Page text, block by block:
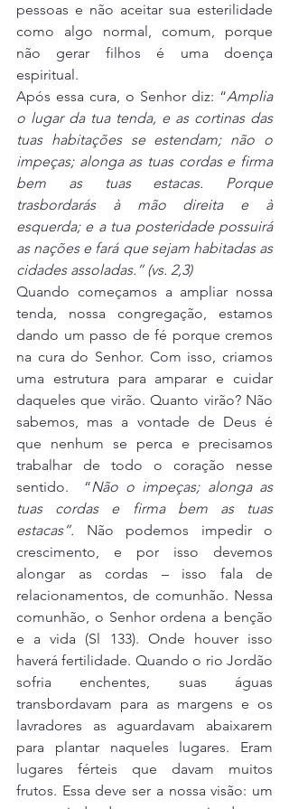
pessoas e não aceitar sua esterilidade
como algo normal, comum, porque
não gerar filhos é uma doença
espiritual.
Após essa cura, o Senhor diz: “Amplia
o lugar da tua tenda, e as cortinas das
tuas habitações se estendam; não o
impeças; alonga as tuas cordas e firma
bem as tuas estacas. Porque
trasbordarás à mão direita e à
esquerda; e a tua posteridade possuirá
as nações e fará que sejam habitadas as
cidades assoladas.” (vs. 2,3)
Quando começamos a ampliar nossa
tenda, nossa congregação, estamos
dando um passo de fé porque cremos
na cura do Senhor. Com isso, criamos
uma estrutura para amparar e cuidar
daqueles que virão. Quanto virão? Não
sabemos, mas a vontade de Deus é
que nenhum se perca e precisamos
trabalhar de todo o coração nesse
sentido.  “Não o impeças; alonga as
tuas cordas e firma bem as tuas
estacas”. Não podemos impedir o
crescimento, e por isso devemos
alongar as cordas – isso fala de
relacionamentos, de comunhão. Nessa
comunhão, o Senhor ordena a benção
e a vida (Sl 133). Onde houver isso
haverá fertilidade. Quando o rio Jordão
sofria enchentes, suas águas
transbordavam para as margens e os
lavradores as aguardavam abaixarem
para plantar naqueles lugares. Eram
lugares férteis que davam muitos
frutos. Essa deve ser a nossa visão: um